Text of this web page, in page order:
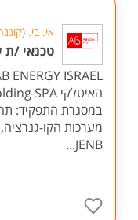
אי. בי.
טכנאי /ת
במסגרת התפקיד:
מערכות הקו-
JENB...